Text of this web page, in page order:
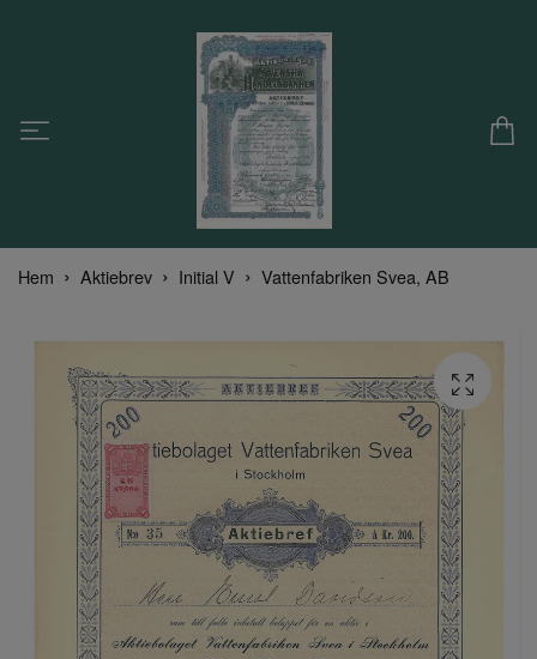
Hem Aktiebrev Initial V Vattenfabriken Svea, AB